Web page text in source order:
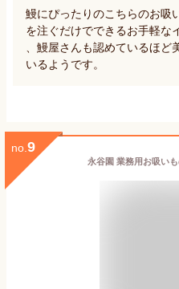
鰻にぴったりのこちらのお吸
を注ぐだけでできるお手軽な
、鰻屋さんも認めているほ
いるようです。
no. 9
永谷園 業務用お吸い